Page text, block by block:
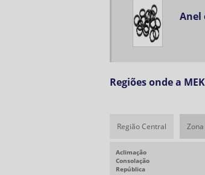
Anel
Regiões onde a
Região Central
Aclimação
Consolação
República